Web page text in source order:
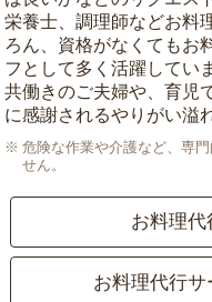
栄養士、調理師などお料
ろん、資格がなくてもお
フとして多く活躍してい
共働きのご夫婦や、育児
に感謝されるやりがい溢
危険な作業や介護など、専
せん。
お料理代
お料理代行